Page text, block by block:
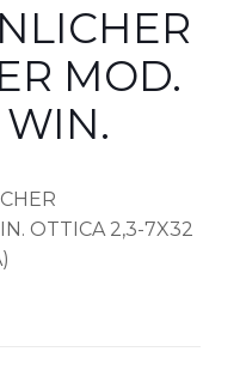
MOD.
WIN.
OTTICA 2,3-7X32